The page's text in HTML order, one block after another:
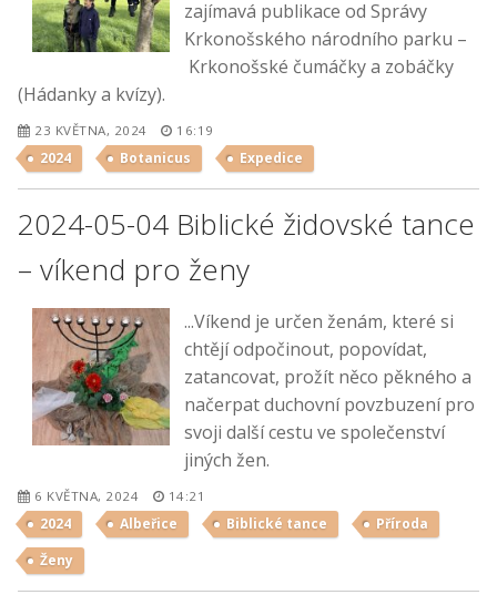
zajímavá publikace od Správy
Krkonošského národního parku –
Krkonošské čumáčky a zobáčky
(Hádanky a kvízy).
23 KVĚTNA, 2024 16:19
2024 Botanicus Expedice
2024-05-04 Biblické židovské tance
– víkend pro ženy
...Víkend je určen ženám, které si
chtějí odpočinout, popovídat,
zatancovat, prožít něco pěkného a
načerpat duchovní povzbuzení pro
svoji další cestu ve společenství
jiných žen.
6 KVĚTNA, 2024 14:21
2024 Albeřice Biblické tance
Příroda
Ženy